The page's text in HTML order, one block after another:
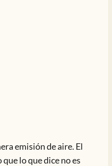
emisión de aire. El
lo que dice no es